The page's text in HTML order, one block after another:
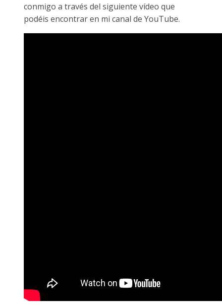
conmigo a través del siguiente vídeo que
podéis encontrar en mi canal de YouTube.